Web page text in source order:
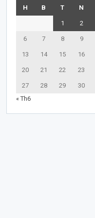
H B T N
1 2
6 7 8 9
13 14 15 16
20 21 22 23
27 28 29 30
« Th6